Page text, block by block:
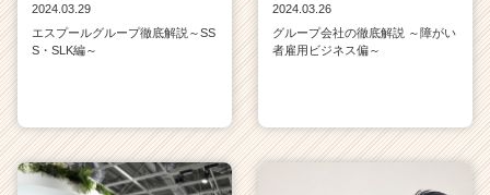
2024.03.29
エスプールグループ徹底解説～SS
S・SLK編～
2024.03.26
グループ会社の徹底解説 ～障がい
者雇用ビジネス偏～